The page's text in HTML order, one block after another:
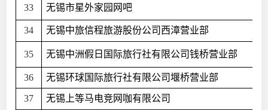
33 无锡市星外家园网吧
34 无锡中旅信程旅游股份公司西漳营业部
35 无锡中洲假日国际旅行社有限公司钱桥营业部
36 无锡环球国际旅行社有限公司堰桥营业部
37 无锡上等马电竞网咖有限公司